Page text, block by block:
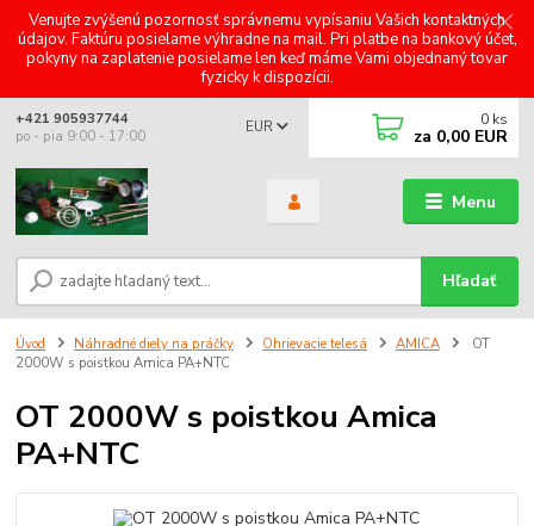
Venujte zvýšenú pozornosť správnemu vypísaniu Vašich kontaktných
údajov. Faktúru posielame výhradne na mail. Pri platbe na bankový účet,
pokyny na zaplatenie posielame len keď máme Vami objednaný tovar
fyzicky k dispozícii.
Menu
EUR
Hľadať
+421 905937744
po - pia 9:00 - 17:00
0 ks
za 0,00 EUR
Úvod Náhradné diely na práčky Ohrievacie telesá AMICA
OT
2000W s poistkou Amica PA+NTC
OT 2000W s poistkou Amica
PA+NTC